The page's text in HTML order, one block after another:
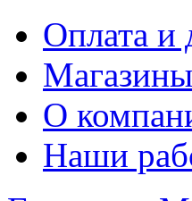
Оплата и
Магазины
О
Наши